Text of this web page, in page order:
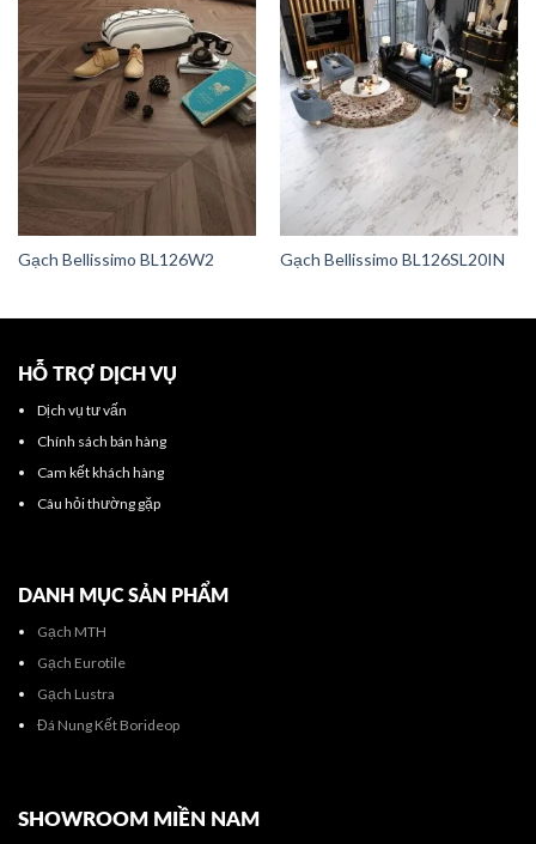
Gạch Bellissimo BL126W2 Gạch Bellissimo BL126SL20IN
HỖ TRỢ DỊCH VỤ
Dịch vụ tư vấn
Chính sách bán hàng
Cam kết khách hàng
Câu hỏi thường gặp
DANH MỤC SẢN PHẨM
Gạch MTH
Gạch Eurotile
Gạch Lustra
Đá Nung Kết Borideop
SHOWROOM MIỀN NAM